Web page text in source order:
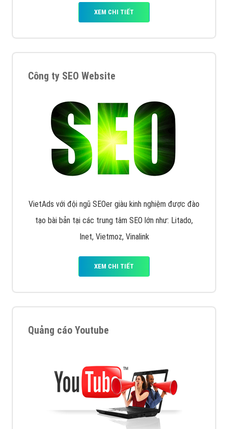
XEM CHI TIẾT
Công ty SEO Website
VietAds với đội ngũ SEOer giàu kinh nghiệm được đào
tạo bài bản tại các trung tâm SEO lớn như: Litado,
Inet, Vietmoz, Vinalink
XEM CHI TIẾT
Quảng cáo Youtube